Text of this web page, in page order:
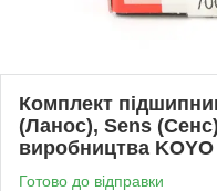
Комплект
(Ланос), Sens
виробництва
Готово до відправки